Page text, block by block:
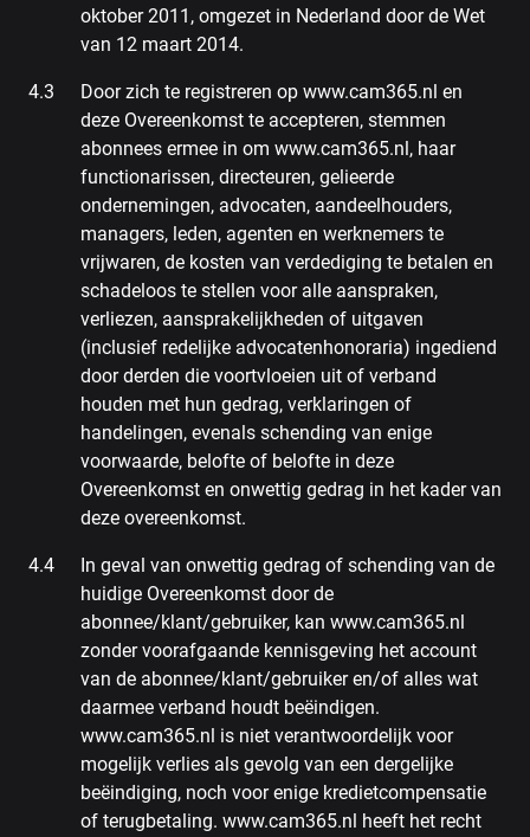
oktober 2011, omgezet in Nederland door de Wet
van 12 maart 2014.
Door zich te registreren op www.cam365.nl en
deze Overeenkomst te accepteren, stemmen
abonnees ermee in om www.cam365.nl, haar
functionarissen, directeuren, gelieerde
ondernemingen, advocaten, aandeelhouders,
managers, leden, agenten en werknemers te
vrijwaren, de kosten van verdediging te betalen en
schadeloos te stellen voor alle aanspraken,
verliezen, aansprakelijkheden of uitgaven
(inclusief redelijke advocatenhonoraria) ingediend
door derden die voortvloeien uit of verband
houden met hun gedrag, verklaringen of
handelingen, evenals schending van enige
voorwaarde, belofte of belofte in deze
Overeenkomst en onwettig gedrag in het kader van
deze overeenkomst.
In geval van onwettig gedrag of schending van de
huidige Overeenkomst door de
abonnee/klant/gebruiker, kan www.cam365.nl
zonder voorafgaande kennisgeving het account
van de abonnee/klant/gebruiker en/of alles wat
daarmee verband houdt beëindigen.
www.cam365.nl is niet verantwoordelijk voor
mogelijk verlies als gevolg van een dergelijke
beëindiging, noch voor enige kredietcompensatie
of terugbetaling. www.cam365.nl heeft het recht